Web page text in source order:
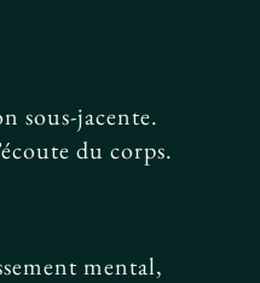
sous-jacente.
du corps.
mental,